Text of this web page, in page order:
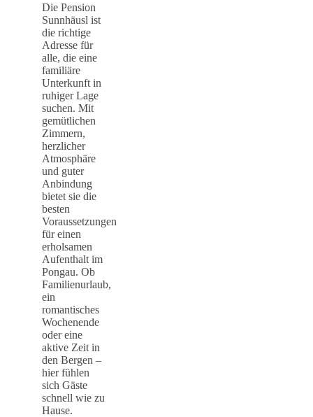
Die Pension
Sunnhäusl ist
die richtige
Adresse für
alle, die eine
familiäre
Unterkunft in
ruhiger Lage
suchen. Mit
gemütlichen
Zimmern,
herzlicher
Atmosphäre
und guter
Anbindung
bietet sie die
besten
Voraussetzungen
für einen
erholsamen
Aufenthalt im
Pongau. Ob
Familienurlaub,
ein
romantisches
Wochenende
oder eine
aktive Zeit in
den Bergen –
hier fühlen
sich Gäste
schnell wie zu
Hause.